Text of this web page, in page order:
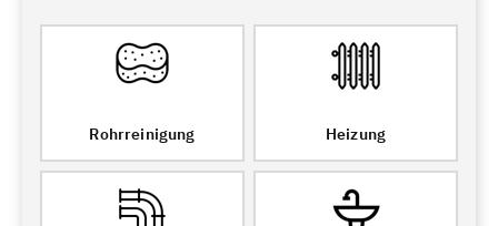
Rohrreinigung Heizung